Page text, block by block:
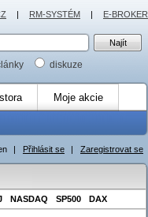
diskuze
Moje akcie
| Přihlásit se | Zaregistrovat se
NASDAQ SP500 DAX
| RM-SYSTÉM | E-BROKER